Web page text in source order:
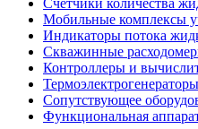
Счетчики количества
Мобильные комплексы
Индикаторы потока
Скважинные
Контроллеры и
Термоэлектрогенераторы
Сопутствующее
Функциональная